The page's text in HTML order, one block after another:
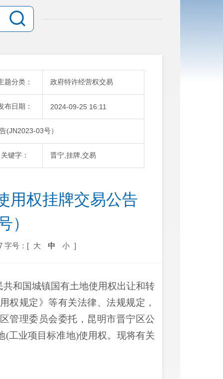
题分类： 政府特许经营权交易
布日期： 2024-09-25 16:11
(JN2023-03号）
关键字： 晋宁,挂牌,交易
用权挂牌交易公告
）
字号：[ 大 中 小 ]
和国城镇国有土地使用权出让和转
权规定》等有关法律、法规规定，
管理委员会委托，昆明市晋宁区公
(工业项目标准地)使用权。现将有关